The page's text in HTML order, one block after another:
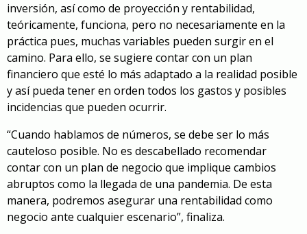
inversión, así como de proyección y rentabilidad,
teóricamente, funciona, pero no necesariamente en la
práctica pues, muchas variables pueden surgir en el
camino. Para ello, se sugiere contar con un plan
financiero que esté lo más adaptado a la realidad posible
y así pueda tener en orden todos los gastos y posibles
incidencias que pueden ocurrir.
“Cuando hablamos de números, se debe ser lo más
cauteloso posible. No es descabellado recomendar
contar con un plan de negocio que implique cambios
abruptos como la llegada de una pandemia. De esta
manera, podremos asegurar una rentabilidad como
negocio ante cualquier escenario”, finaliza.